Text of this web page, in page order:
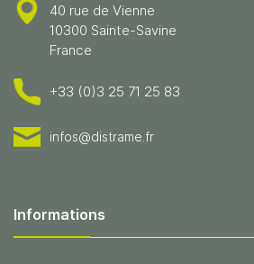
40 rue de Vienne
10300 Sainte-Savine
France
+33 (0)3 25 71 25 83
infos@distrame.fr
Informations